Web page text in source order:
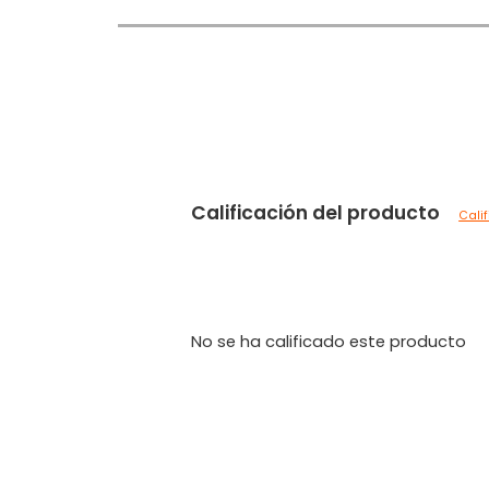
Calificación del producto
No se ha calificado este producto